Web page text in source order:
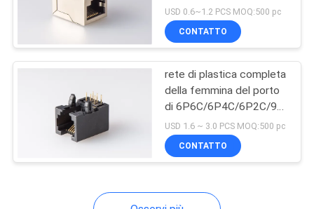
Connettore di RJ45
USB
veloce di Jack di 10/100
Basi-t
USD 0.6~1.2 PCS MOQ:500 pc
CONTATTO
rete di plastica completa
della femmina del porto
di 6P6C/6P4C/6P2C/90
gradi RJ45 Jack singola
USD 1.6 ~ 3.0 PCS MOQ:500 pc
CONTATTO